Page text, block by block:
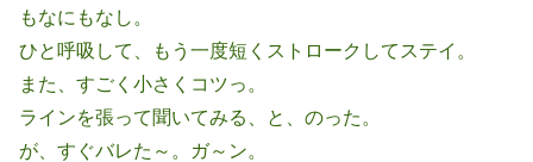
もなにもなし。
ひと呼吸して、もう一度短くストロークしてステイ。
また、すごく小さくコツっ。
ラインを張って聞いてみる、と、のった。
が、すぐバレた～。ガ～ン。